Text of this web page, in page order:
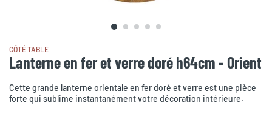
CÔTÉ TABLE
Lanterne en fer et verre doré h64cm - Orient
Cette grande lanterne orientale en fer doré et verre est une pièce
forte qui sublime instantanément votre décoration intérieure.